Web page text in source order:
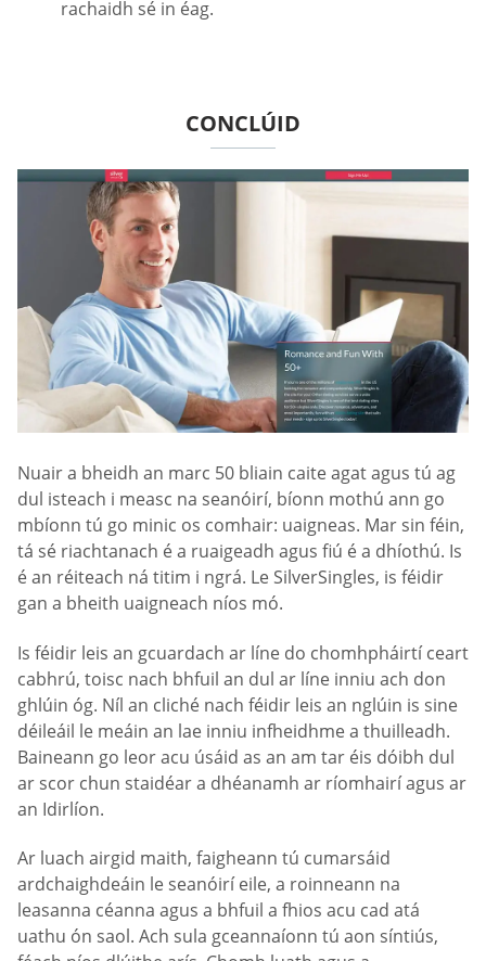
rachaidh sé in éag.
CONCLÚID
Nuair a bheidh an marc 50 bliain caite agat agus tú ag
dul isteach i measc na seanóirí, bíonn mothú ann go
mbíonn tú go minic os comhair: uaigneas. Mar sin féin,
tá sé riachtanach é a ruaigeadh agus fiú é a dhíothú. Is
é an réiteach ná titim i ngrá. Le SilverSingles, is féidir
gan a bheith uaigneach níos mó.
Is féidir leis an gcuardach ar líne do chomhpháirtí ceart
cabhrú, toisc nach bhfuil an dul ar líne inniu ach don
ghlúin óg. Níl an cliché nach féidir leis an nglúin is sine
déileáil le meáin an lae inniu infheidhme a thuilleadh.
Baineann go leor acu úsáid as an am tar éis dóibh dul
ar scor chun staidéar a dhéanamh ar ríomhairí agus ar
an Idirlíon.
Ar luach airgid maith, faigheann tú cumarsáid
ardchaighdeáin le seanóirí eile, a roinneann na
leasanna céanna agus a bhfuil a fhios acu cad atá
uathu ón saol. Ach sula gceannaíonn tú aon síntiús,